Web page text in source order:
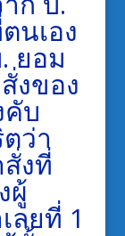
นเอง
ยอม
งของ
คับ
ว่า
งที่
ผู้
ลยที่ 1